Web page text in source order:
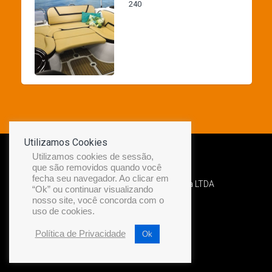
240
Desenvolvido por Diamond Náutica LTDA
Utilizamos Cookies
Utilizamos cookies de sessão,
que são removidos quando você
fecha seu navegador. Ao clicar em
“Ok” ou continuar visualizando
nosso site, você concorda com o
uso de cookies.
Política de Privacidade Ok